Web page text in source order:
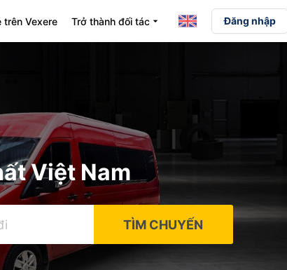
trên Vexere Trở thành đối tácarrow_drop_down Đăng nhập
Việt Nam
TÌM CHUYẾN